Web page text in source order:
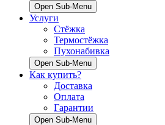
Open Sub-Menu
Услуги
Стёжка
Термостёжка
Пухонабивка
Open Sub-Menu
Как купить?
Доставка
Оплата
Гарантии
Open Sub-Menu